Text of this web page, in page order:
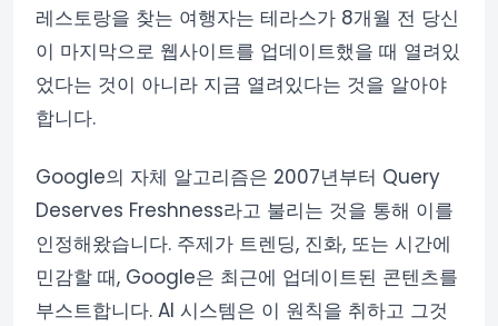
레스토랑을 찾는 여행자는 테라스가 8개월 전 당신
이 마지막으로 웹사이트를 업데이트했을 때 열려있
었다는 것이 아니라 지금 열려있다는 것을 알아야
합니다.
Google의 자체 알고리즘은 2007년부터 Query
Deserves Freshness라고 불리는 것을 통해 이를
인정해왔습니다. 주제가 트렌딩, 진화, 또는 시간에
민감할 때, Google은 최근에 업데이트된 콘텐츠를
부스트합니다. AI 시스템은 이 원칙을 취하고 그것